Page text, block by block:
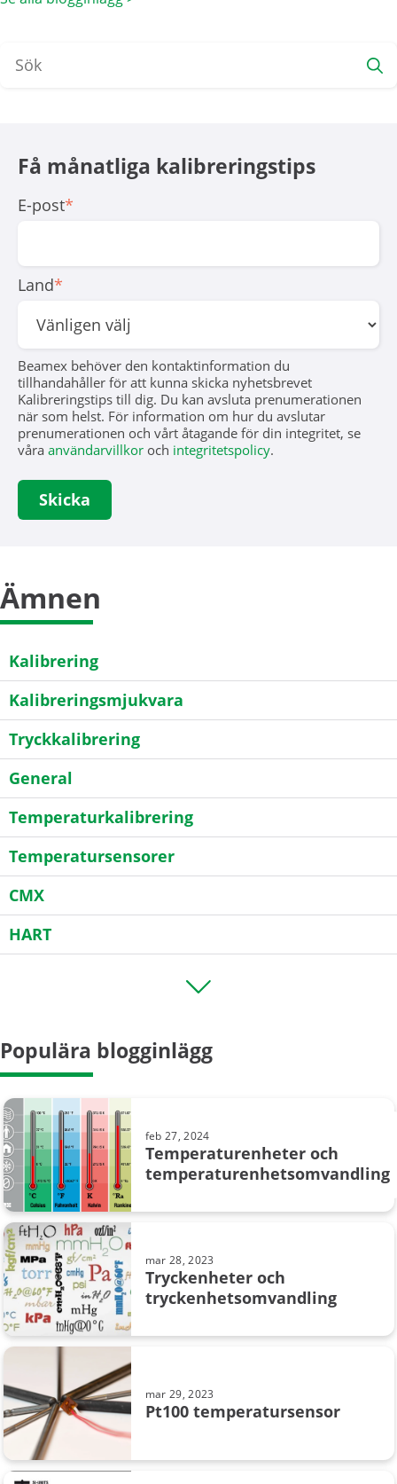
Få månatliga kali­brerings­tips
E-post*
Land*
Beamex behöver den kontaktinformation du
tillhandahåller för att kunna skicka nyhetsbrevet
Kalibreringstips till dig. Du kan avsluta prenumerationen
när som helst. För information om hur du avslutar
prenumerationen och vårt åtagande för din integritet, se
våra användarvillkor och integritetspolicy.
Ämnen
Kalibrering
Kalibreringsmjukvara
Tryckkalibrering
General
Temperaturkalibrering
Temperatursensorer
CMX
HART
Spårbarhet
Populära blogginlägg
feb 27, 2024
Temperaturenheter och
temperaturenhetsomvandling
mar 28, 2023
Tryckenheter och
tryckenhets­omvandling
mar 29, 2023
Pt100 temperatursensor